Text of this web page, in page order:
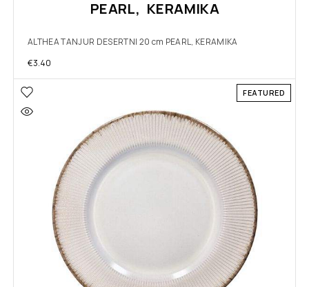
PEARL, KERAMIKA
ALTHEA TANJUR DESERTNI 20 cm PEARL, KERAMIKA
€3.40
FEATURED